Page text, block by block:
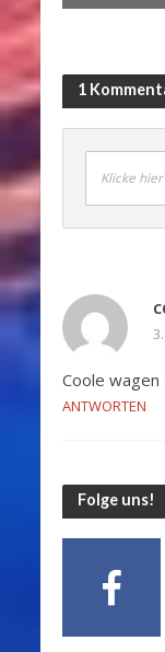
1
Klicke
Coole wagen
ANTWORTEN
Folge uns!